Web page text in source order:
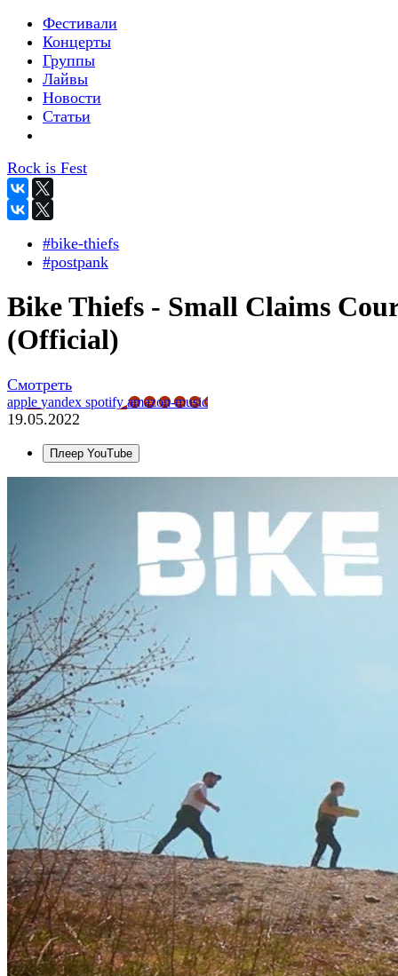
Фестивали
Концерты
Группы
Лайвы
Новости
Статьи
Rock is Fest
#bike-thiefs
#postpank
Bike Thiefs - Small Claims
(Official)
Смотреть
apple yandex spotifyamazon-music
19.05.2022
Плеер YouTube